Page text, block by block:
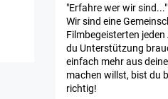
"Erfahre wer wir sind..."
Wir sind eine
Filmbegeisterten jeden
du Unterstützung
einfach mehr aus
machen willst, bist du
richtig!